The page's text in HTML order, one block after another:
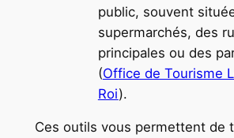
public, souvent
supermarchés, des
principales ou des
​(Office de Tourisme
Roi).
Ces outils vous permettent de